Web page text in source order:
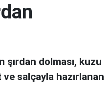
şırdan dolması, kuzu
salçayla hazırlanan